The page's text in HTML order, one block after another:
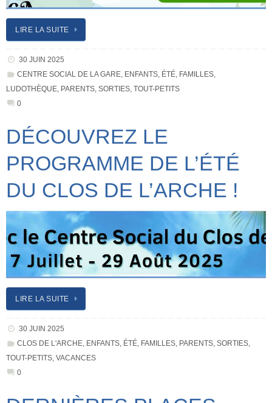
LIRE LA SUITE
30 JUIN 2025
CENTRE SOCIAL DE LA GARE, ENFANTS, ÉTÉ, FAMILLES,
LUDOTHÈQUE, PARENTS, SORTIES, TOUT-PETITS
0
DÉCOUVREZ LE
PROGRAMME DE L’ÉTÉ
DU CLOS DE L’ARCHE !
LIRE LA SUITE
30 JUIN 2025
CLOS DE L'ARCHE, ENFANTS, ÉTÉ, FAMILLES, PARENTS, SORTIES,
TOUT-PETITS VACANCES
0